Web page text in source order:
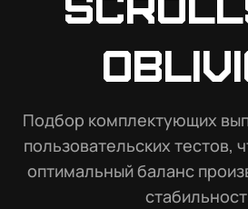
Подбор комплектующих
пользовательских тестов,
оптимальный баланс